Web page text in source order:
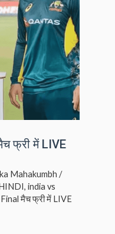
फ्री में LIVE
Mahakumbh /
, india vs
मैच फ्री में LIVE